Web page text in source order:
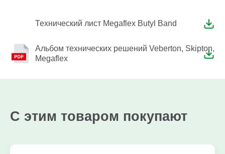
Технический лист Megaflex Butyl Band
Альбом технических решений Veberton, Skipton,
Megaflex
С этим товаром покупают